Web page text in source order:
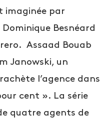
imaginée par
Besnéard
Assaad Bouab
Janowski, un
l’agence dans
cent ». La série
quatre agents de